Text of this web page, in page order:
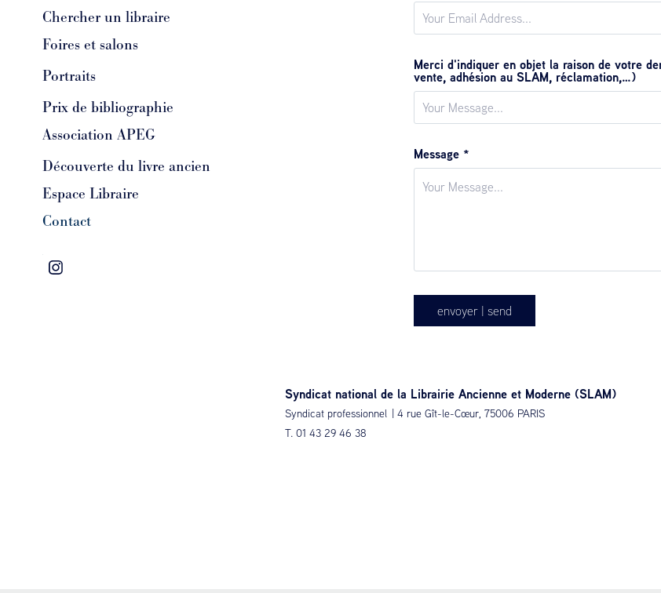
Chercher un libraire
Foires et salons
Portraits
Prix de bibliographie
Association APEG
Découverte du livre ancien
Espace Libraire
Contact
Merci d'indiquer en objet la raison de votre
vente, adhésion au SLAM, réclamation,…)
Message *
envoyer | send
Syndicat national de la Librairie Ancienne et Moderne (SLAM)
Syndicat professionnel | 4 rue Gît-le-Cœur, 75006 PARIS
T. 01 43 29 46 38